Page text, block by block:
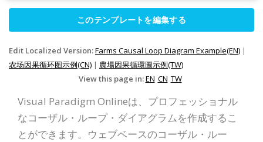
このテンプレートを編集する
Edit Localized Version:Farms Causal Loop Diagram Example(EN) |
农场因果循环图示例(CN) | 農場因果循環圖示例(TW)
View this page in:EN CN TW
Visual Paradigm Onlineは、プロフェッショナル
なコーザル・ループ・ダイアグラムを作成するこ
とができます。ウェブベースのコーザル・ルー